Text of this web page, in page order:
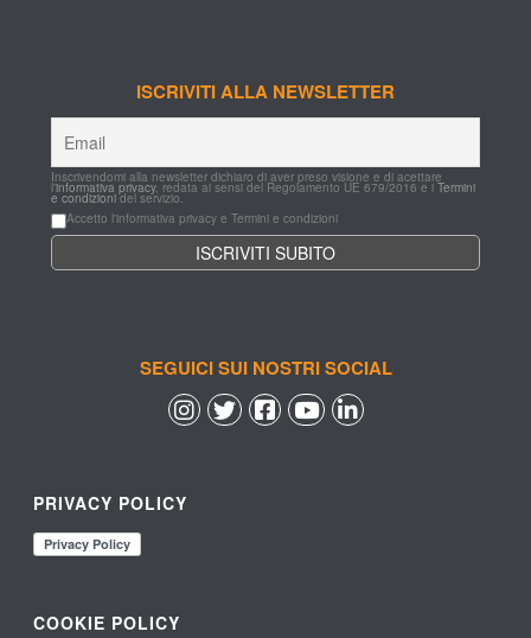
ISCRIVITI ALLA NEWSLETTER
Inscrivendomi alla newsletter dichiaro di aver preso visione e di acettare
l'informativa privacy, redata ai sensi del Regolamento UE 679/2016 e i Termini
e condizioni del servizio.
Accetto l'informativa privacy e Termini e condizioni
SEGUICI SUI NOSTRI SOCIAL
PRIVACY POLICY
COOKIE POLICY